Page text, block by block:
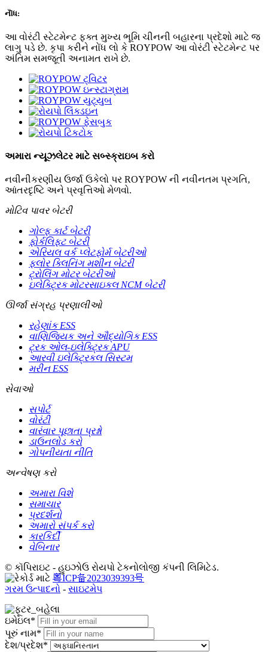
નૉૅધ:
આ વોરંટી સ્ટેટમેન્ટ ફક્ત મુખ્ય ભૂમિ ચીનની બહારના પ્રદેશો માટે જ
લાગુ પડે છે. કૃપા કરીને નોંધ લો કે ROYPOW આ વોરંટી સ્ટેટમેન્ટ પર
અંતિમ સમજૂતી અનામત રાખે છે.
અમારા ન્યૂઝલેટર માટે સબ્સ્ક્રાઇબ કરો
નવીનીકરણીય ઉર્જા ઉકેલો પર ROYPOW ની નવીનતમ પ્રગતિ,
આંતરદૃષ્ટિ અને પ્રવૃત્તિઓ મેળવો.
મોટિવ પાવર બેટરી
ગોલ્ફ કાર્ટ બેટરી
ફોર્કલિફ્ટ બેટરી
એરિયલ વર્ક પ્લેટફોર્મ બેટરીઓ
ફ્લોર ક્લિનિંગ મશીન બેટરી
ટ્રોલિંગ મોટર બેટરીઓ
ઇલેક્ટ્રિક મોટરસાઇકલ NCM બેટરી
ઊર્જા સંગ્રહ પ્રણાલીઓ
રહેણાંક ESS
વાણિજ્યિક અને ઔદ્યોગિક ESS
ટ્રક ઓલ-ઇલેક્ટ્રિક APU
આરવી ઇલેક્ટ્રિકલ સિસ્ટમ
મરીન ESS
સેવાઓ
સપોર્ટ
વોરંટી
વારંવાર પૂછાતા પ્રશ્નો
ડાઉનલોડ કરો
ગોપનીયતા નીતિ
અન્વેષણ કરો
અમારા વિશે
સમાચાર
પ્રદર્શનો
અમારો સંપર્ક કરો
કારકિર્દી
વેબિનાર
© કૉપિરાઇટ - હુઇઝોઉ રોયપો ટેકનોલોજી કંપની લિમિટેડ.
粤ICP备2023039393号
ગરમ ઉત્પાદનો - સાઇટમેપ
ઇમેઇલ*
પૂરું નામ*
દેશ/પ્રદેશ*